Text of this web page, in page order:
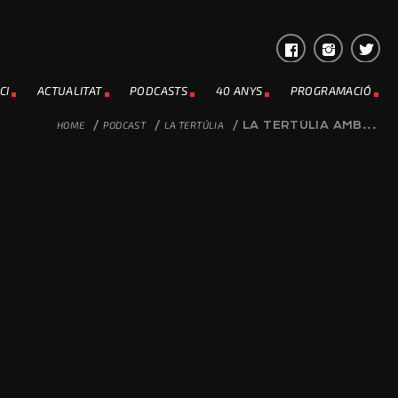
ACTUALITAT PODCASTS 40 ANYS PROGRAMACIÓ
HOME / PODCAST / LA TERTÚLIA / LA TERTÚLIA AMB...